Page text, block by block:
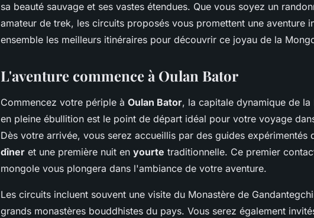
sa beauté sauvage et ses vastes étendues. Que vous soyez un
amateur de trek, les circuits proposés vous promettent une aventure
ensemble les meilleurs itinéraires pour découvrir ce joyau de la
L'aventure commence à Oulan Bator
Commencez votre périple à Oulan Bator, la capitale dynamique de
en pleine ébullition est le point de départ idéal pour votre voyage
Dès votre arrivée, vous serez accueillis par des guides expérimentés
dîner et une première nuit en yourte traditionnelle. Ce premier
mongole vous plongera dans l'ambiance de votre aventure.
Les circuits incluent souvent une visite du Monastère de
grands monastères bouddhistes du pays. Vous serez également